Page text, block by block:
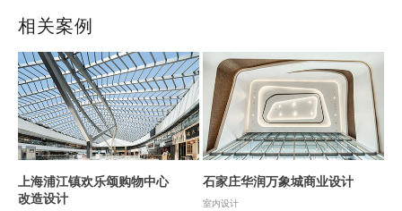
相关案例
上海浦江镇欢乐颂购物中心
改造设计
石家庄华润万象城商业设计
室内设计